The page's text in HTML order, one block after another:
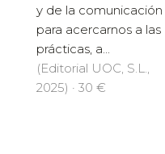
y de la comunicación
para acercarnos a las
prácticas, a...
(Editorial UOC, S.L.,
2025) · 30 €